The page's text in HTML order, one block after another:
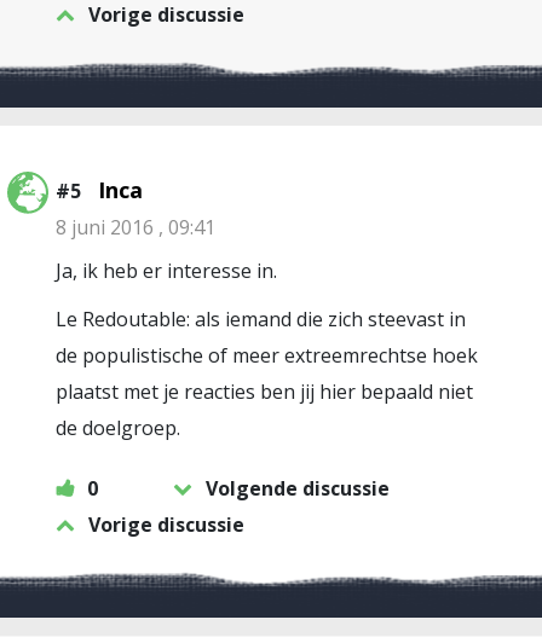
Vorige discussie
#5 Inca
8 juni 2016 , 09:41
Ja, ik heb er interesse in.
Le Redoutable: als iemand die zich steevast in
de populistische of meer extreemrechtse hoek
plaatst met je reacties ben jij hier bepaald niet
de doelgroep.
0
Volgende discussie
Vorige discussie